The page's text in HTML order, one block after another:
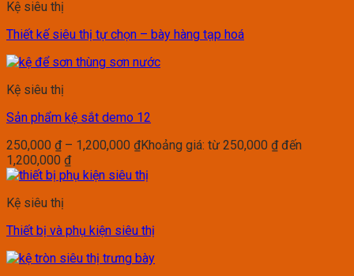
Kệ siêu thị
Thiết kế siêu thị tự chọn – bày hàng tạp hoá
Kệ siêu thị
Sản phẩm kệ sắt demo 12
250,000 ₫ – 1,200,000 ₫Khoảng giá: từ 250,000 ₫ đến
1,200,000 ₫
Kệ siêu thị
Thiết bị và phụ kiện siêu thị